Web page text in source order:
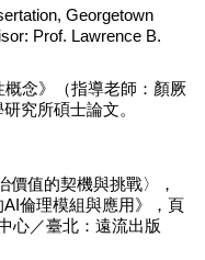
Georgetown
Prof. Lawrence B.
念》（指導老師：顏厥
究所碩士論文。
價值的契機與挑戰〉，
倫理模組與應用》，頁
心／臺北：遠流出版